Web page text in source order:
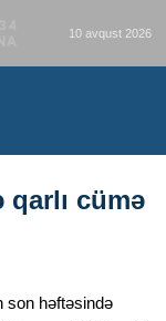
10 avqust 2026
qarlı cümə
son həftəsində